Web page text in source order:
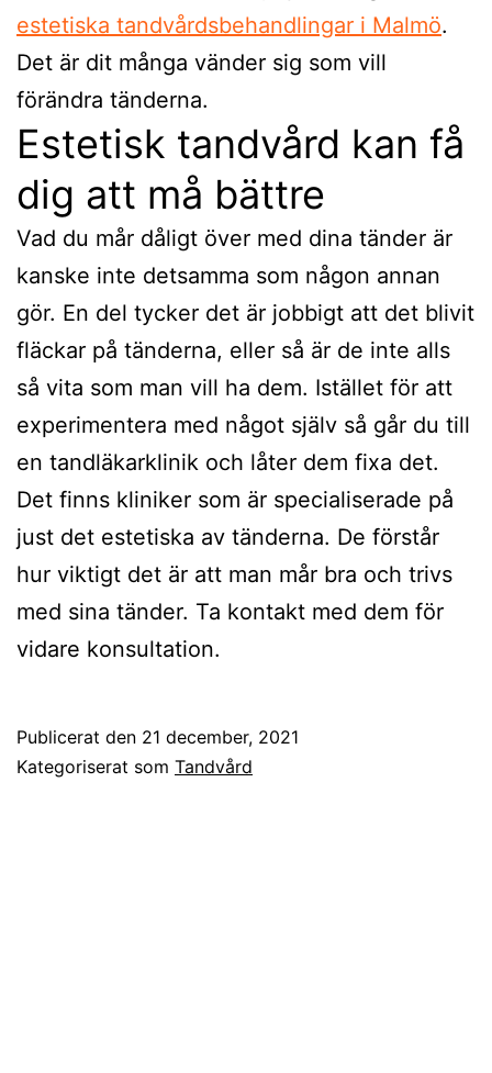
estetiska tandvårdsbehandlingar i Malmö.
Det är dit många vänder sig som vill
förändra tänderna.
Estetisk tandvård kan få
dig att må bättre
Vad du mår dåligt över med dina tänder är
kanske inte detsamma som någon annan
gör. En del tycker det är jobbigt att det blivit
fläckar på tänderna, eller så är de inte alls
så vita som man vill ha dem. Istället för att
experimentera med något själv så går du till
en tandläkarklinik och låter dem fixa det.
Det finns kliniker som är specialiserade på
just det estetiska av tänderna. De förstår
hur viktigt det är att man mår bra och trivs
med sina tänder. Ta kontakt med dem för
vidare konsultation.
Publicerat den 21 december, 2021
Kategoriserat som Tandvård